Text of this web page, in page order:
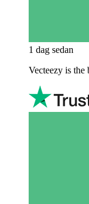
1 dag sedan
Vecteezy is the